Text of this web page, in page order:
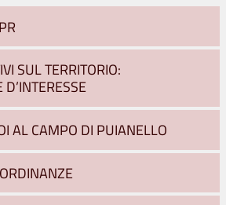
SUL TERRITORIO:
AL CAMPO DI PUIANELLO